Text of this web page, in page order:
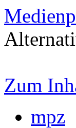
Zum
mpz